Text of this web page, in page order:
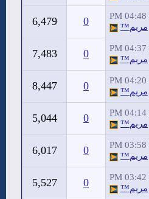
04:48 PM
مريم™ 0
6,479
04:37 PM
مريم™ 0
7,483
04:20 PM
مريم™ 0
8,447
04:14 PM
مريم™ 0
5,044
03:58 PM
مريم™ 0
6,017
03:42 PM
مريم™ 0
5,527